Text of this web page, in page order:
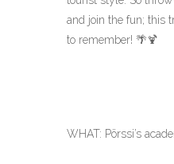
and join the fun; this
to remember! 🌴🍹
WHAT: Pörssi’s